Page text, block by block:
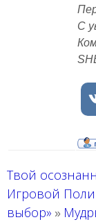
С
Твой
Игровой
выбор» »